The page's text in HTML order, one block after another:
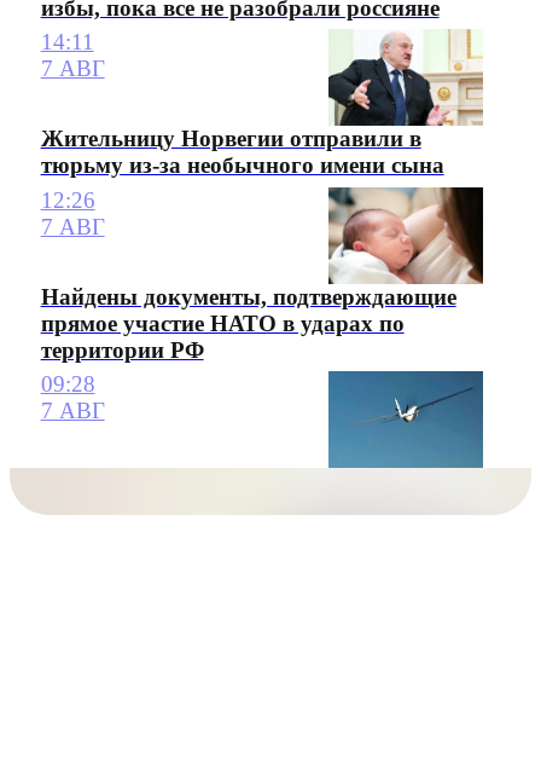
избы, пока все не разобрали россияне
14:11
7 АВГ
Жительницу Норвегии отправили в
тюрьму из-за необычного имени сына
12:26
7 АВГ
Найдены документы, подтверждающие
прямое участие НАТО в ударах по
территории РФ
09:28
7 АВГ